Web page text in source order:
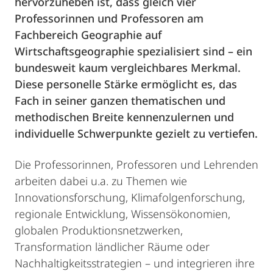
Professorinnen und Professoren am
Fachbereich Geographie auf
Wirtschaftsgeographie spezialisiert sind – ein
bundesweit kaum vergleichbares Merkmal.
Diese personelle Stärke ermöglicht es, das
Fach in seiner ganzen thematischen und
methodischen Breite kennenzulernen und
individuelle Schwerpunkte gezielt zu vertiefen.
Die Professorinnen, Professoren und Lehrenden
arbeiten dabei u.a. zu Themen wie
Innovationsforschung, Klimafolgenforschung,
regionale Entwicklung, Wissensökonomien,
globalen Produktionsnetzwerken,
Transformation ländlicher Räume oder
Nachhaltigkeitsstrategien – und integrieren ihre